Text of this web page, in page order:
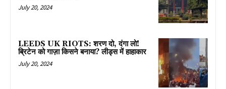
July 20, 2024
LEEDS UK RIOTS: शरण दो, दंगा लो!
ब्रिटेन को गाज़ा किसने बनाया? लीड्स में हाहाकार
July 20, 2024